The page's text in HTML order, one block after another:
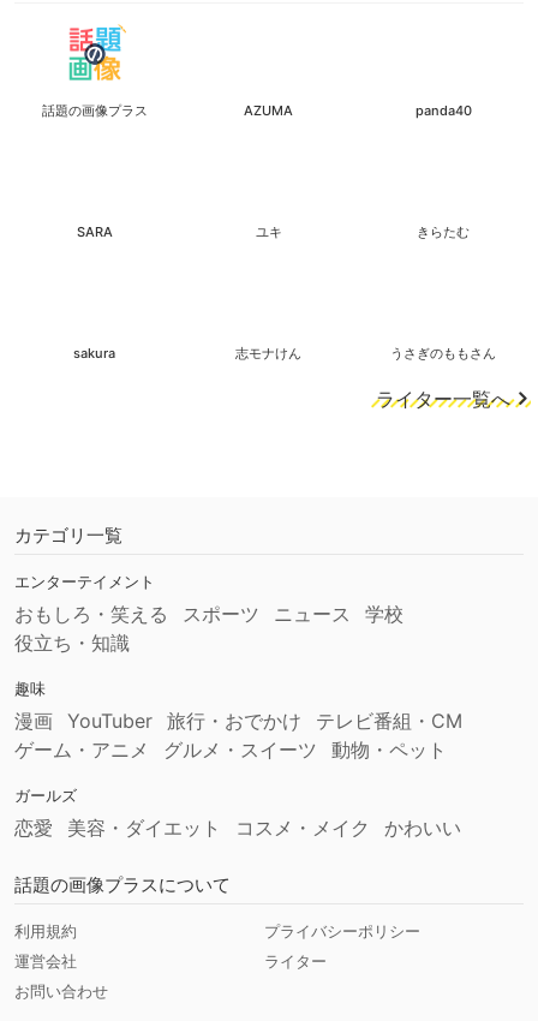
話題の画像プラス AZUMA panda40
SARA ユキ きらたむ
sakura 志モナけん うさぎのももさん
ライター一覧へ
カテゴリ一覧
エンターテイメント
おもしろ・笑える スポーツ ニュース
学校
役立ち・知識
趣味
漫画 YouTuber 旅行・おでかけ
テレビ番組・CM
ゲーム・アニメ
グルメ・スイーツ 動物・ペット
ガールズ
恋愛 美容・ダイエット コスメ・メイク かわいい
話題の画像プラスについて
利用規約
プライバシーポリシー
運営会社
ライター
お問い合わせ